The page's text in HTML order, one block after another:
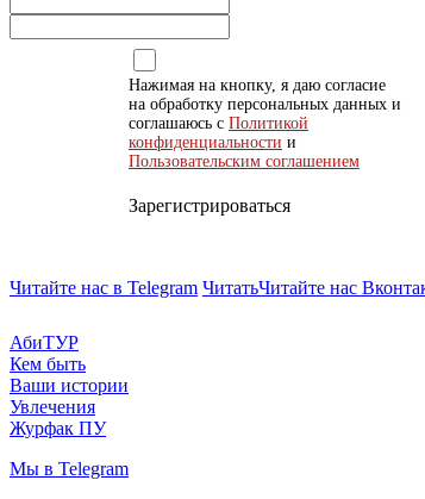
Нажимая на кнопку, я даю согласие
на обработку персональных данных и
соглашаюсь с Политикой
конфиденциальности и
Пользовательским соглашением
Зарегистрироваться
Читайте нас в Telegram ЧитатьЧитайте нас
АбиТУР
Кем быть
Ваши истории
Увлечения
Журфак ПУ
Мы в Telegram